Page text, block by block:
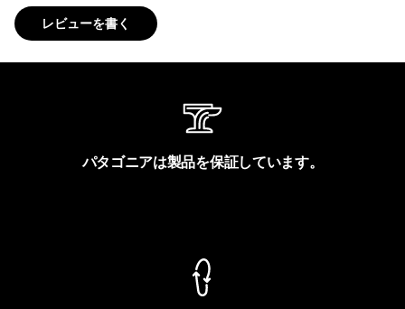
レビューを書く
パタゴニアは製品を保証しています。